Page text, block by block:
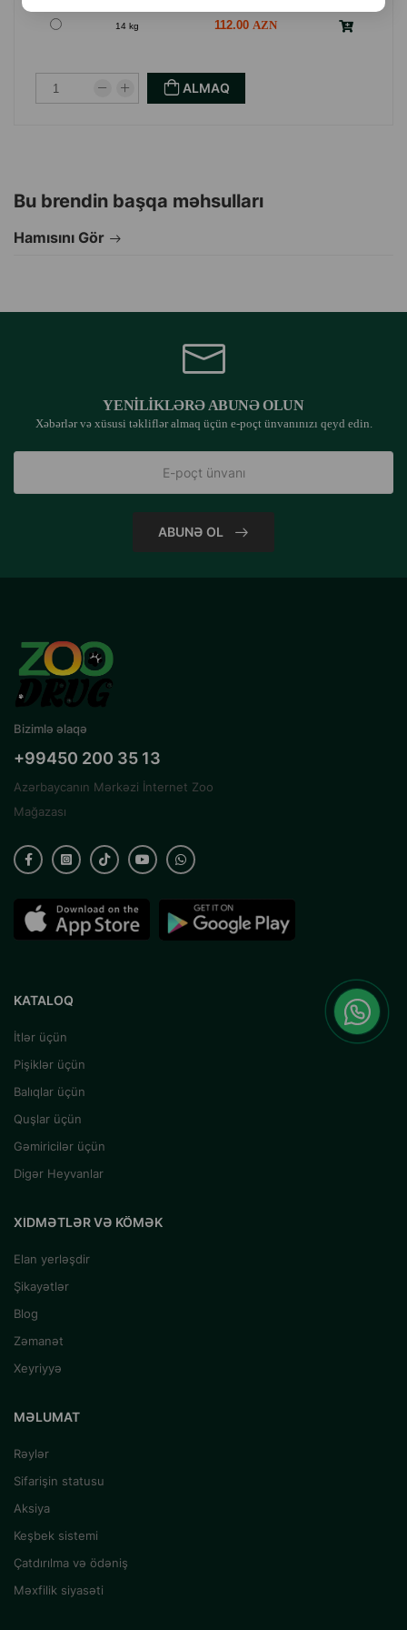
14 kg 112.00
ALMAQ
Bu brendin başqa məhsulları
Hamısını Gör
YENILIKLƏRƏ ABUNƏ OLUN
Xəbərlər və xüsusi təkliflər almaq üçün e-poçt ünvanınızı qeyd edin.
ABUNƏ OL
Bizimlə əlaqə
+99450 200 35 13
Azərbaycanın Mərkəzi İnternet Zoo
Mağazası
KATALOQ
İtlər üçün
Pişiklər üçün
Balıqlar üçün
Quşlar üçün
Gəmiricilər üçün
Digər Heyvanlar
XIDMƏTLƏR VƏ KÖMƏK
Elan yerləşdir
Şikayətlər
Blog
Zəmanət
Xeyriyyə
MƏLUMAT
Rəylər
Sifarişin statusu
Aksiya
Keşbek sistemi
Çatdırılma və ödəniş
Məxfilik siyasəti